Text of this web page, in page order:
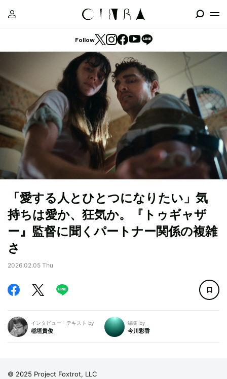
Follow
「愛する人とひとつになりたい」気
持ちは愛か、狂気か。『トゥギャザ
ー』監督に聞くパートナー関係の複雑
さ
2026.02.05 Thu
インタビュー・テキスト by
稲垣貴俊
編集 by
今川彩香
© 2025 Project Foxtrot, LLC